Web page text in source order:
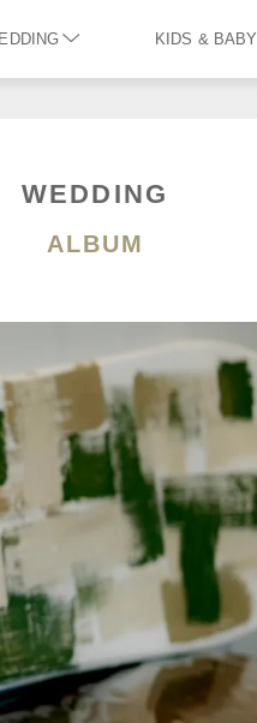
KIDS & BABY
WEDDING
ALBUM